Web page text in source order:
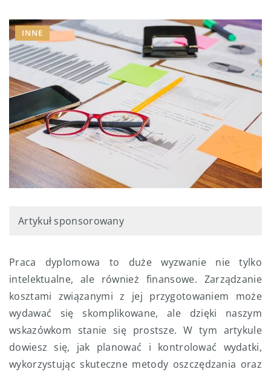
INNE
Artykuł sponsorowany
Praca dyplomowa to duże wyzwanie nie tylko
intelektualne, ale również finansowe. Zarządzanie
kosztami związanymi z jej przygotowaniem może
wydawać się skomplikowane, ale dzięki naszym
wskazówkom stanie się prostsze. W tym artykule
dowiesz się, jak planować i kontrolować wydatki,
wykorzystując skuteczne metody oszczędzania oraz